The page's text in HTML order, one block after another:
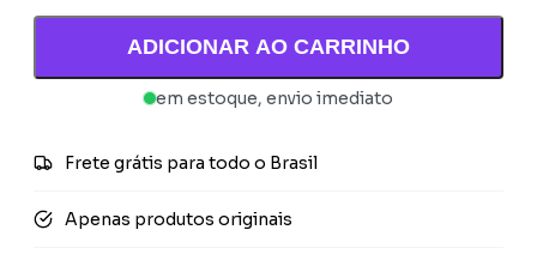
ADICIONAR AO CARRINHO
em estoque, envio imediato
Frete grátis para todo o Brasil
Apenas produtos originais